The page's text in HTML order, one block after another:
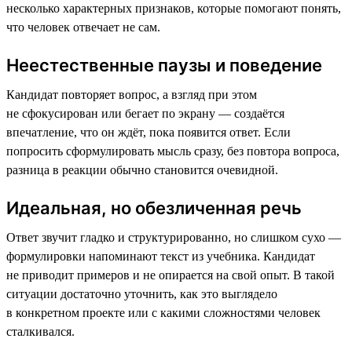
несколько характерных признаков, которые помогают понять,
что человек отвечает не сам.
Неестественные паузы и поведение
Кандидат повторяет вопрос, а взгляд при этом
не сфокусирован или бегает по экрану — создаётся
впечатление, что он ждёт, пока появится ответ. Если
попросить сформулировать мысль сразу, без повтора вопроса,
разница в реакции обычно становится очевидной.
Идеальная, но обезличенная речь
Ответ звучит гладко и структурированно, но слишком сухо —
формулировки напоминают текст из учебника. Кандидат
не приводит примеров и не опирается на свой опыт. В такой
ситуации достаточно уточнить, как это выглядело
в конкретном проекте или с какими сложностями человек
сталкивался.